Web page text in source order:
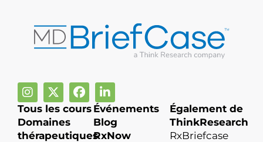
Tous les cours
Domaines
thérapeutiques
Événements
Blog
RxNow
Également de
ThinkResearch
RxBriefcase